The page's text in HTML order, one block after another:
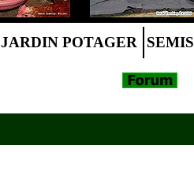
JARDIN POTAGER SEMIS